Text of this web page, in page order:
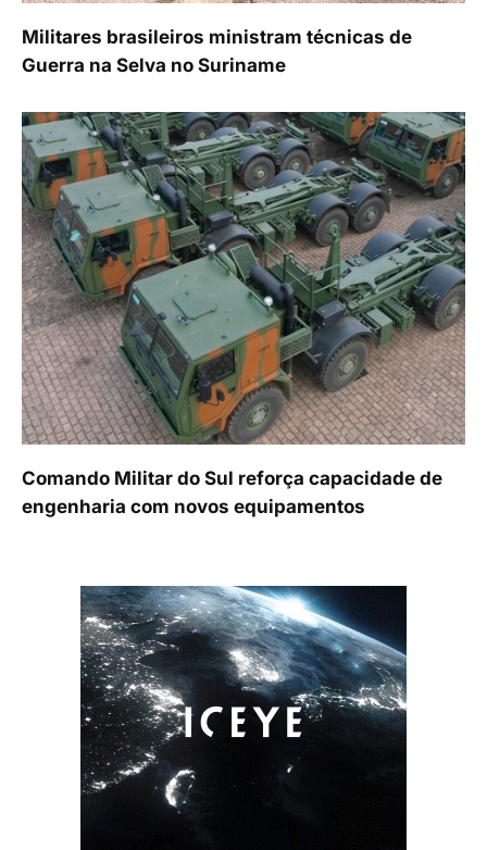
Militares brasileiros ministram técnicas de
Guerra na Selva no Suriname
Comando Militar do Sul reforça capacidade de
engenharia com novos equipamentos